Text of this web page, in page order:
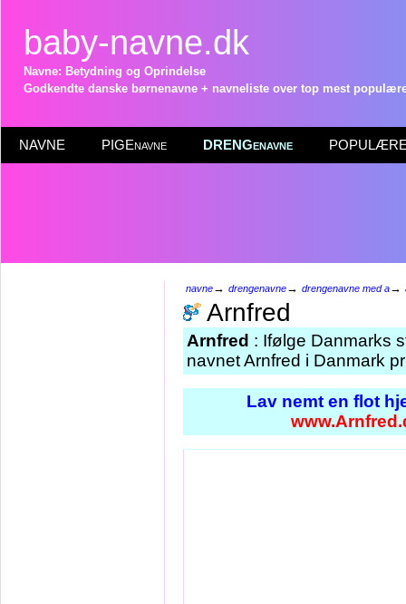
baby-navne.dk
Navne: Betydning og Oprindelse
Godkendte danske børnenavne + navneliste over top mest
NAVNE PIGEnavne DRENGenavne POPULÆRE
navne→ drengenavne→ drengenavne med a→
Arnfred
Arnfred : Ifølge Danmarks
navnet Arnfred i Danmark
Lav nemt en flot